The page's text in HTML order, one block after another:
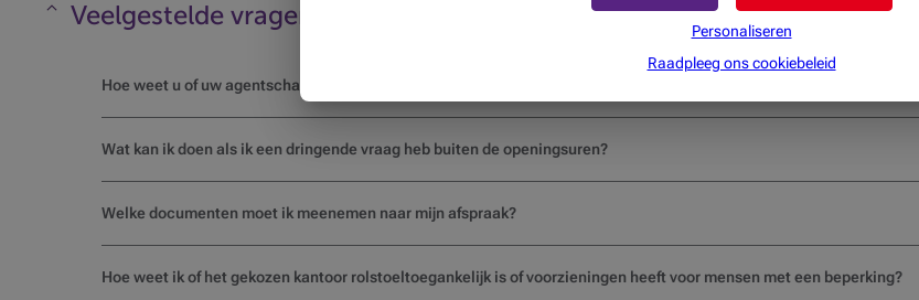
Maskeren
Veelgestelde vragen
Hoe weet u of uw agentschap specifieke openingsuren heeft voor afspraken?
Wat kan ik doen als ik een dringende vraag heb buiten de openingsuren?
Welke documenten moet ik meenemen naar mijn afspraak?
Hoe weet ik of het gekozen kantoor rolstoeltoegankelijk is of voorzieningen heeft voor mensen met een beperking?
Personaliseren
Raadpleeg ons cookiebeleid